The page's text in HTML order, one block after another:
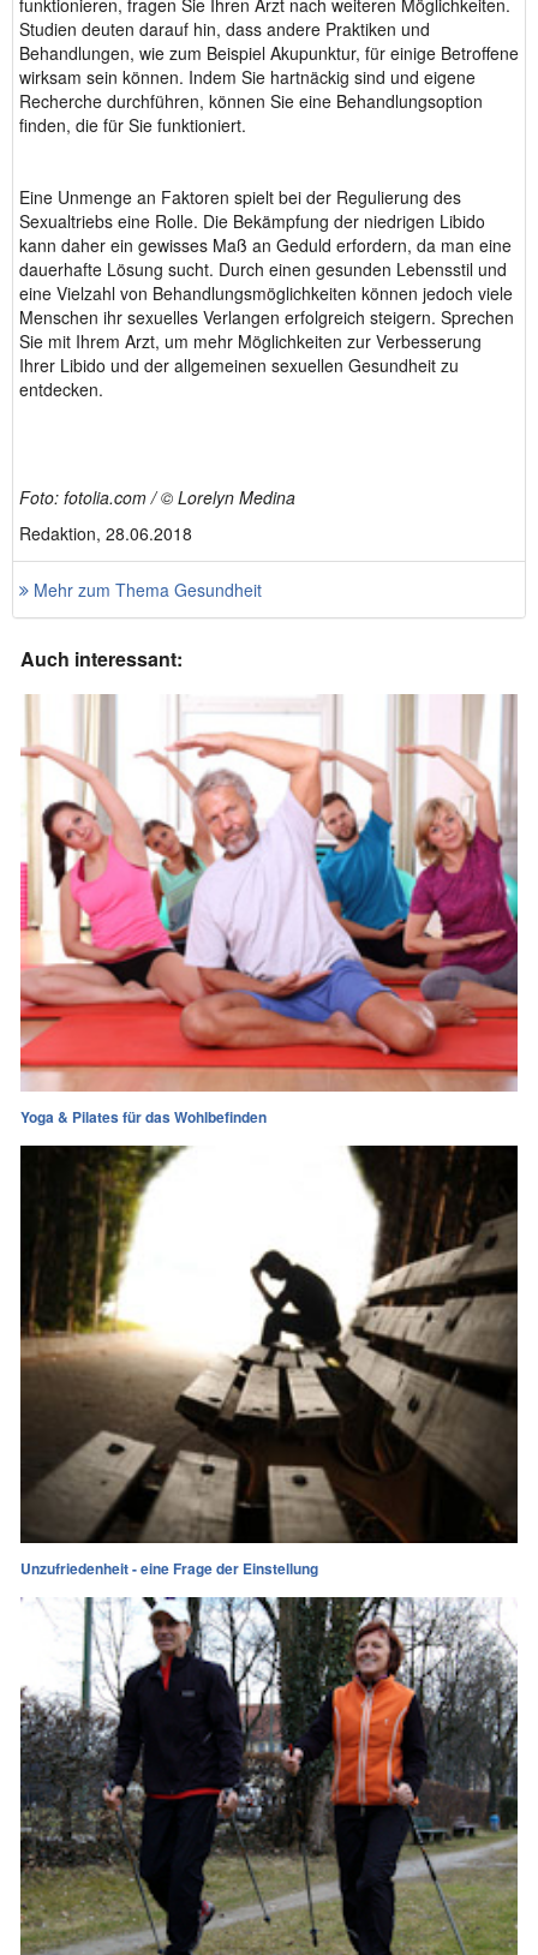
funktionieren, fragen Sie Ihren Arzt nach weiteren Möglichkeiten.
Studien deuten darauf hin, dass andere Praktiken und
Behandlungen, wie zum Beispiel Akupunktur, für einige Betroffene
wirksam sein können. Indem Sie hartnäckig sind und eigene
Recherche durchführen, können Sie eine Behandlungsoption
finden, die für Sie funktioniert.
Eine Unmenge an Faktoren spielt bei der Regulierung des
Sexualtriebs eine Rolle. Die Bekämpfung der niedrigen Libido
kann daher ein gewisses Maß an Geduld erfordern, da man eine
dauerhafte Lösung sucht. Durch einen gesunden Lebensstil und
eine Vielzahl von Behandlungsmöglichkeiten können jedoch viele
Menschen ihr sexuelles Verlangen erfolgreich steigern. Sprechen
Sie mit Ihrem Arzt, um mehr Möglichkeiten zur Verbesserung
Ihrer Libido und der allgemeinen sexuellen Gesundheit zu
entdecken.
Foto: fotolia.com / © Lorelyn Medina
Redaktion, 28.06.2018
Mehr zum Thema Gesundheit
Auch interessant:
Yoga & Pilates für das Wohlbefinden
Unzufriedenheit - eine Frage der Einstellung